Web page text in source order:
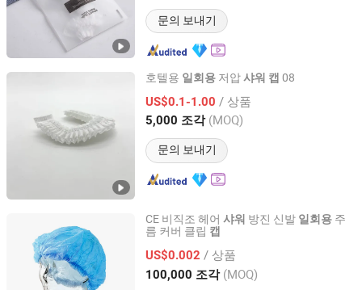
문의 보내기
호텔용 일회용 저압샤워 캡 08
US$0.1-1.00 / 상품
5,000 조각 (MOQ)
문의 보내기
Yangzhou Aplus Amenities International Co., Ltd.
Jiangsu, China 이후 2019
CE 비직조 헤어 샤워 방진 신발 일회용 주
름 커버 클립 캡
US$0.002 / 상품
100,000 조각 (MOQ)
Hubei Qianjiang Kingphar Medical Material Co., Ltd.
Hubei, China 이후 2020